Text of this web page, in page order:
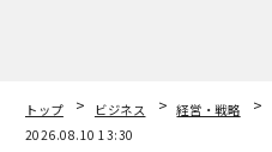
トップ ビジネス 経営・戦略
2026.08.10 13:30